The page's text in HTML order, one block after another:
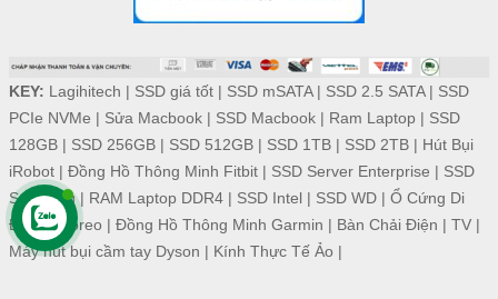
KEY: Lagihitech | SSD giá tốt| SSD mSATA| SSD 2.5 SATA| SSD
PCIe NVMe | Sửa Macbook| SSD Macbook| Ram Laptop| SSD
128GB| SSD 256GB| SSD 512GB| SSD 1TB| SSD 2TB| Hút Bụi
iRobot| Đồng Hồ Thông Minh Fitbit| SSD Server Enterprise | SSD
Samsung| RAM Laptop DDR4| SSD Intel| SSD WD| Ổ Cứng Di
Động| Foreo | Đồng Hồ Thông Minh Garmin | Bàn Chải Điện | TV|
Máy hút bụi cầm tay Dyson | Kính Thực Tế Ảo |